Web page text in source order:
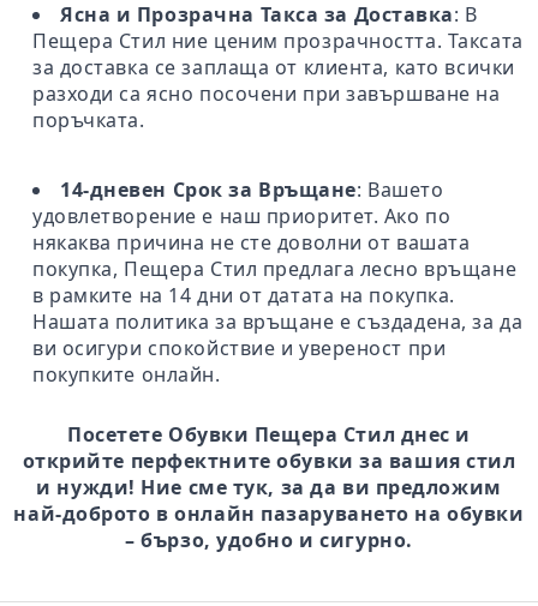
Ясна и Прозрачна Такса за Доставка: В
Пещера Стил ние ценим прозрачността. Таксата
за доставка се заплаща от клиента, като всички
разходи са ясно посочени при завършване на
поръчката.
14-дневен Срок за Връщане: Вашето
удовлетворение е наш приоритет. Ако по
някаква причина не сте доволни от вашата
покупка, Пещера Стил предлага лесно връщане
в рамките на 14 дни от датата на покупка.
Нашата политика за връщане е създадена, за да
ви осигури спокойствие и увереност при
покупките онлайн.
Посетете Обувки Пещера Стил днес и
открийте перфектните обувки за вашия стил
и нужди! Ние сме тук, за да ви предложим
най-доброто в онлайн пазаруването на обувки
– бързо, удобно и сигурно.